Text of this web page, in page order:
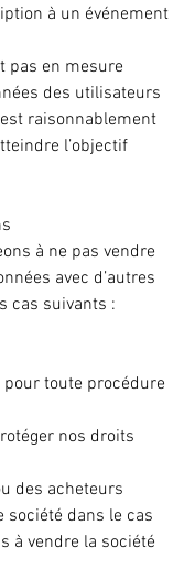
à un événement
pas en mesure
des utilisateurs
raisonnablement
l’objectif
à ne pas vendre
avec d’autres
cas suivants :
toute procédure
nos droits
des acheteurs
société dans le cas
à vendre la société